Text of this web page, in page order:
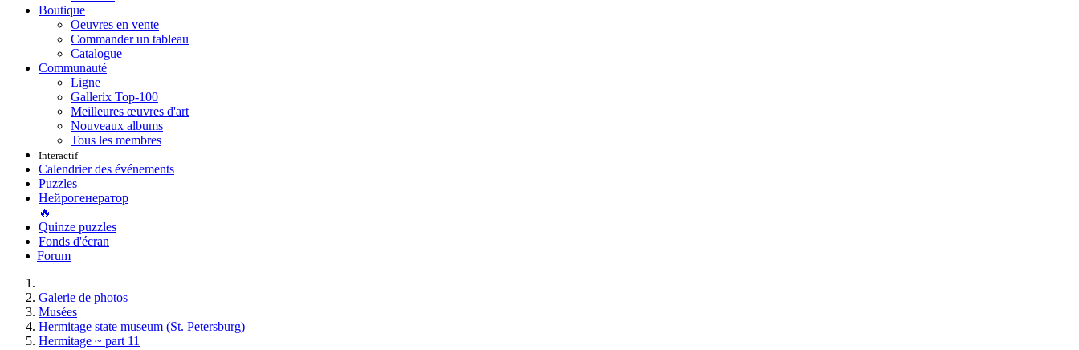
Boutique
Oeuvres en vente
Commander un tableau
Catalogue
Communauté
Ligne
Gallerix Top-100
Meilleures œuvres d'art
Nouveaux albums
Tous les membres
Interactif
Calendrier des événements
Puzzles
Нейрогенератор
🔥
Quinze puzzles
Fonds d'écran
Forum
Galerie de photos
Musées
Hermitage state museum (St. Petersburg)
Hermitage ~ part 11